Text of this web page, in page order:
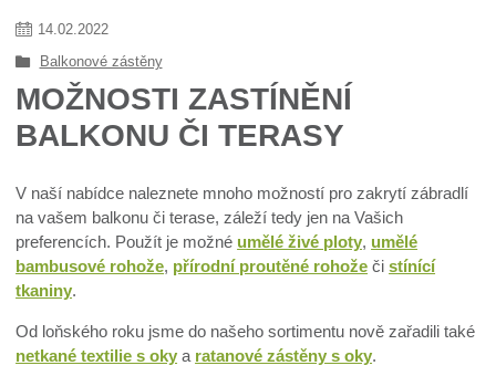
14.02.2022
Balkonové zástěny
MOŽNOSTI ZASTÍNĚNÍ
BALKONU ČI TERASY
V naší nabídce naleznete mnoho možností pro zakrytí zábradlí
na vašem balkonu či terase, záleží tedy jen na Vašich
preferencích. Použít je možné umělé živé ploty, umělé
bambusové rohože, přírodní proutěné rohože čistínící
tkaniny.
Od loňského roku jsme do našeho sortimentu nově zařadili také
netkané textilie s oky a ratanové zástěny s oky.